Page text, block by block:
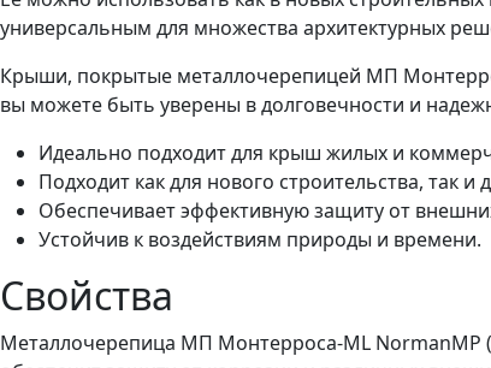
универсальным для множества архитектурных
Крыши, покрытые металлочерепицей МП
вы можете быть уверены в долговечности и
Идеально подходит для крыш жилых и
Подходит как для нового строительства, так и
Обеспечивает эффективную защиту от
Устойчив к воздействиям природы и времени.
Свойства
Металлочерепица МП Монтерроса-ML NormanMP